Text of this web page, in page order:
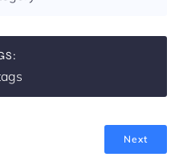
Next